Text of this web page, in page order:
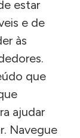
estar
e de
às
que
ajudar
Navegue